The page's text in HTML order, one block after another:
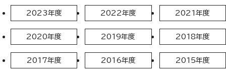
2023年度 2022年度 2021年度
2020年度 2019年度 2018年度
2017年度 2016年度 2015年度